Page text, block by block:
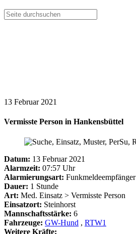
13 Februar 2021
Vermisste Person in Hankensbüttel
Datum: 13 Februar 2021
Alarmzeit: 07:57 Uhr
Alarmierungsart: Funkmeldeempfänger
Dauer: 1 Stunde
Art: Med. Einsatz > Vermisste Person
Einsatzort: Steinhorst
Mannschaftsstärke: 6
Fahrzeuge: GW-Hund , RTW1
Weitere Kräfte: